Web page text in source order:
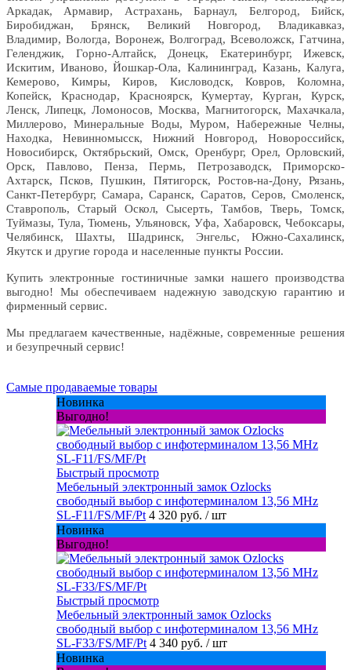
Аркадак, Армавир, Астрахань, Барнаул, Белгород, Бийск,
Биробиджан, Брянск, Великий Новгород, Владикавказ,
Владимир, Вологда, Воронеж, Волгоград, Всеволожск, Гатчина,
Геленджик, Горно-Алтайск, Донецк, Екатеринбург, Ижевск,
Искитим, Иваново, Йошкар-Ола, Калининград, Казань, Калуга,
Кемерово, Кимры, Киров, Кисловодск, Ковров, Коломна,
Копейск, Краснодар, Красноярск, Кумертау, Курган, Курск,
Ленск, Липецк, Ломоносов, Москва, Магнитогорск, Махачкала,
Миллерово, Минеральные Воды, Муром, Набережные Челны,
Находка, Невинномысск, Нижний Новгород, Новороссийск,
Новосибирск, Октябрьский, Омск, Оренбург, Орел, Орловский,
Орск, Павлово, Пенза, Пермь, Петрозаводск, Приморско-
Ахтарск, Псков, Пушкин, Пятигорск, Ростов-на-Дону, Рязань,
Санкт-Петербург, Самара, Саранск, Саратов, Серов, Смоленск,
Ставрополь, Старый Оскол, Сысерть, Тамбов, Тверь, Томск,
Туймазы, Тула, Тюмень, Ульяновск, Уфа, Хабаровск, Чебоксары,
Челябинск, Шахты, Шадринск, Энгельс, Южно-Сахалинск,
Якутск и другие города и населенные пункты России.
Купить электронные гостиничные замки нашего производства
выгодно! Мы обеспечиваем надежную заводскую гарантию и
фирменный сервис.
Мы предлагаем качественные, надёжные, современные решения
и безупречный сервис!
Самые продаваемые товары
Новинка
Выгодно!
Быстрый просмотр
Мебельный электронный замок Ozlocks
свободный выбор с инфотерминалом 13,56 MHz
SL-F11/FS/MF/Pt 4 320 руб. / шт
Новинка
Выгодно!
Быстрый просмотр
Мебельный электронный замок Ozlocks
свободный выбор с инфотерминалом 13,56 MHz
SL-F33/FS/MF/Pt 4 340 руб. / шт
Новинка